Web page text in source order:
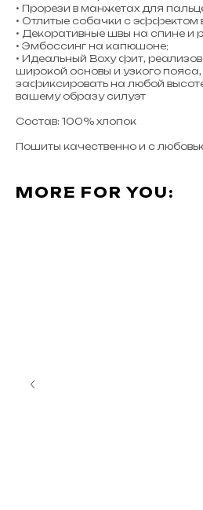
• Прорези в манжетах для
• Отлитые собачки с эффектом
• Декоративные швы на спине и
• Эмбоссинг на капюшоне;
• Идеальный Boxy фит,
широкой основы и узкого
зафиксировать на любой
вашему образу силуэт
Состав: 100% хлопок
Пошиты качественно и с
MORE FOR YOU: